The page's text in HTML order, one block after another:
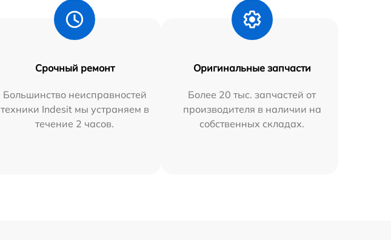
Срочный ремонт
Большинство неисправностей
техники Indesit мы устраняем в
течение 2 часов.
Оригинальные запчасти
Более 20 тыс. запчастей от
производителя в наличии на
собственных складах.